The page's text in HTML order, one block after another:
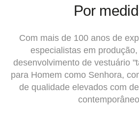
Por
Com mais de 100 anos de
especialistas em
desenvolvimento de vestuário
para Homem como Senhora,
de qualidade elevados com